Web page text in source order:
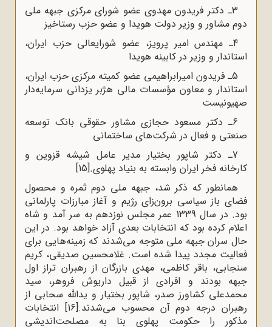
3ـ دکتر فریدون مهدوى عضو شوراى مرکزى جبهه ملى
دوم مشاور و وزیر دولت هویدا و عضو حزب رستاخیز
4ـ مهندس امیر پرویز، عضو شورایعالى حزب ایران،
استاندار و وزیر در کابینه هویدا
5ـ فریدون امیرابراهیمى عضو کمیته مرکزى حزب ایران،
استاندار و معاون مؤسسات مالى هژبر یزدانى سرمایه‌دار
صهیونیست
6ـ دکتر مسعود حجازى مشاور حقوقى بانک توسعه
صنعتى و فعال در شرکت‌هاى ساختمانى
7ـ دکتر شاپور بختیار مدیر عامل شیشه قزوین و
کارخانه فخر ایران وابسته به بنیاد پهلوى.[15]
همانطور که ذکر شد، جبهه ملی دوم ثمره و محصول
فضای باز سیاسی برون‌زای رژیم و آغاز مبارزات پارلمانی
بود. در سال 1339 عمر مجلس نوزدهم به سر آمد و شاه
اعلام کرده بود که انتخابات بعدی آزاد خواهد بود. در این
حال سران جبهه ملی متوجه می‌شدند که زمینه‌هایی برای
فعالیت مجدد پیدا شده است. غلامحسین صدیقی، کریم
سنجابی، باقر کاظمی، مهدی بازرگان از رهبران تراز اول
جبهه بودند و افرادی از قبیل داریوش فروهر، سید
محمدعلی کشاورز صدر، شاپور بختیار و یدالله سحابی از
رهبران درجه دوم آن محسوب می‌شدند.[16]
انتخابات
مذکور را حکومت پهلوی بنا به مصلحت‌اندیشی